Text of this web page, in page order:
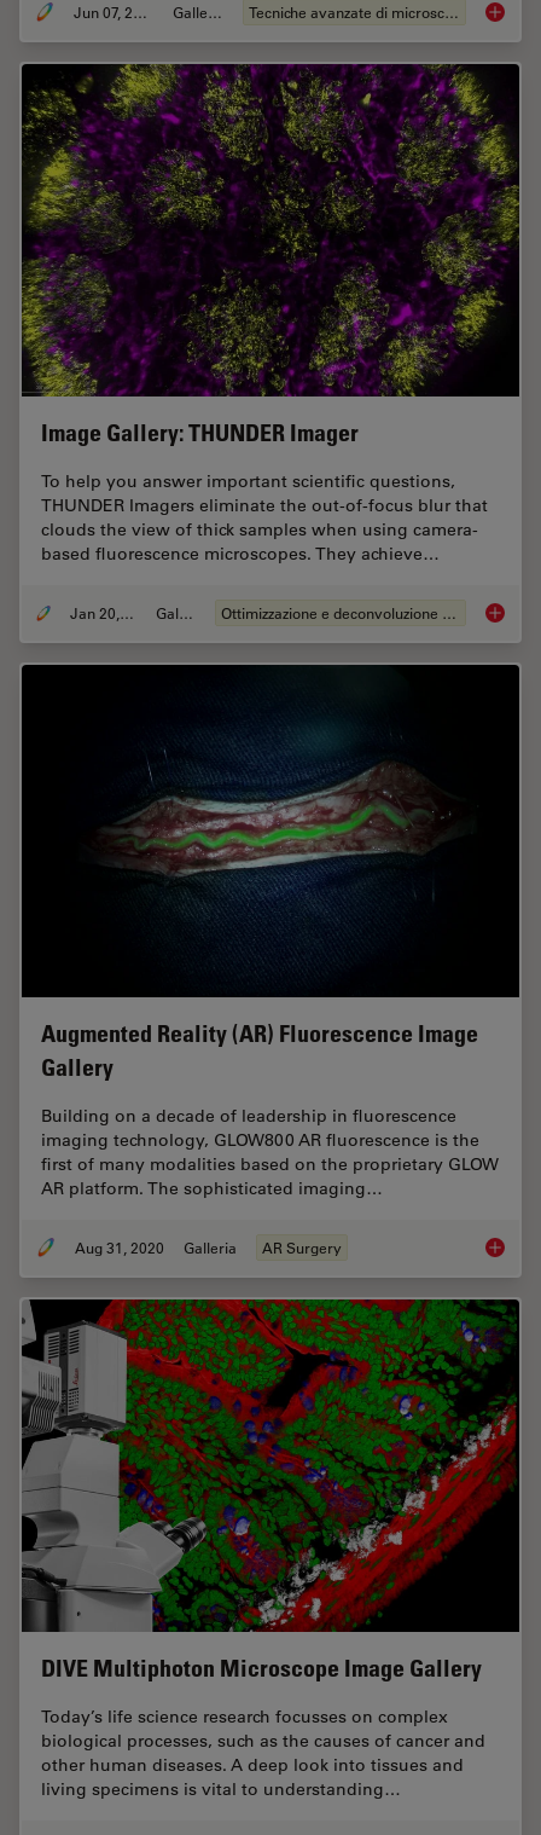
Jun 07, 2021 Galleria Tecniche avanzate di microscopia
Image Gallery: THUNDER Imager
To help you answer important scientific questions,
THUNDER Imagers eliminate the out-of-focus blur that
clouds the view of thick samples when using camera-
based fluorescence microscopes. They achieve…
Jan 20, 2021 Galleria Ottimizzazione e deconvoluzione delle immagini Image
Augmented Reality (AR) Fluorescence Image
Gallery
Building on a decade of leadership in fluorescence
imaging technology, GLOW800 AR fluorescence is the
first of many modalities based on the proprietary GLOW
AR platform. The sophisticated imaging…
Aug 31, 2020 Galleria AR Surgery
DIVE Multiphoton Microscope Image Gallery
Today’s life science research focusses on complex
biological processes, such as the causes of cancer and
other human diseases. A deep look into tissues and
living specimens is vital to understanding…